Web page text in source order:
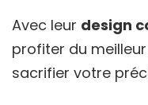
Avec leur design
profiter du
sacrifier votre